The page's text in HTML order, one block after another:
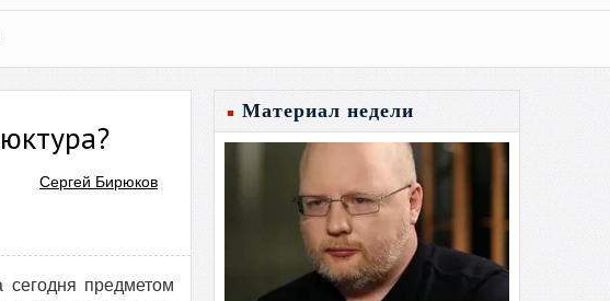
Сергей Бирюков
сегодня предметом
Материал недели